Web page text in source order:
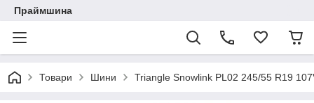
Праймшина
Товари Шини Triangle Snowlink PL02 245/55 R19